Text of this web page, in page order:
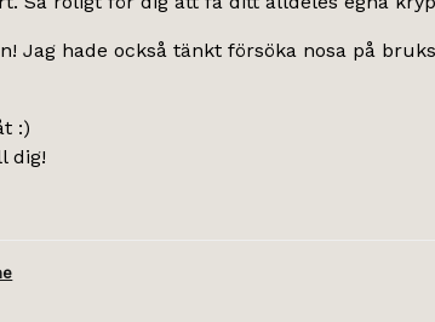
Jag hade också tänkt försöka nosa på
:)
dig!